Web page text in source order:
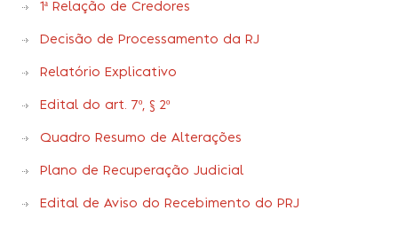
1ª Relação de Credores
Decisão de Processamento da RJ
Relatório Explicativo
Edital do art. 7º, § 2º
Quadro Resumo de Alterações
Plano de Recuperação Judicial
Edital de Aviso do Recebimento do PRJ